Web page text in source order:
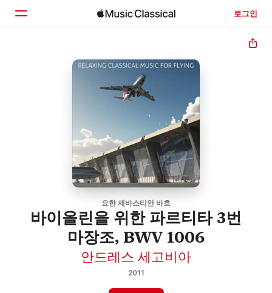
로그인
요한 제바스티안 바흐
바이올린을 위한 파르티타 3번
마장조, BWV 1006
안드레스 세고비아
2011